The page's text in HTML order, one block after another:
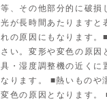
等、その他部分的に破損
光が長時間あたりますと
れの原因にもなります。
さい。変形や変色の原因
具・湿度調整機の近くに
なります。 ■熱いものや
変色の原因となります。